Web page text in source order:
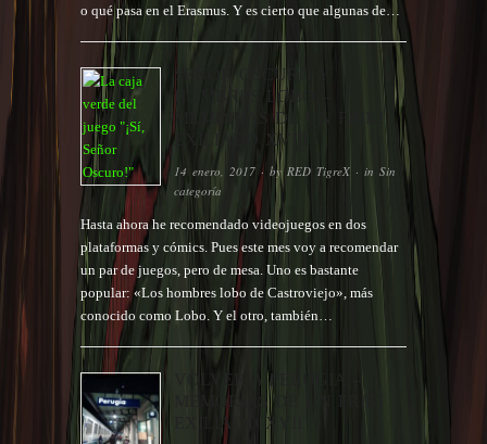
o qué pasa en el Erasmus. Y es cierto que algunas de…
SEÑOR OSCURO Y
HOMBRES LOBO –
MEMORIAS DE UN FRIKI
EXILIADO XVIII
14 enero, 2017 · by RED TigreX · inSin
categoría
Hasta ahora he recomendado videojuegos en dos
plataformas y cómics. Pues este mes voy a recomendar
un par de juegos, pero de mesa. Uno es bastante
popular: «Los hombres lobo de Castroviejo», más
conocido como Lobo. Y el otro, también…
VOLVER A PERUGIA –
MEMORIAS DE UN FRIKI
EXILIADO XVII